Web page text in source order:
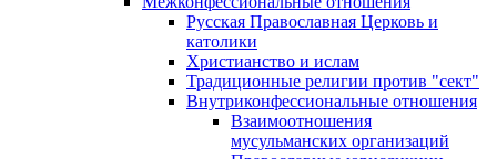
Русская Православная Церковь и
католики
Христианство и ислам
Традиционные религии против "сект"
Внутриконфессиональные отношения
Взаимоотношения
мусульманских организаций